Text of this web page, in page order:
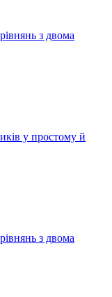
з двома
у простому й
з двома